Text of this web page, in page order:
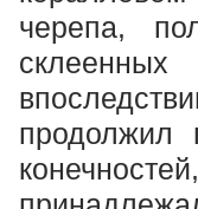
черепа,
продолжил